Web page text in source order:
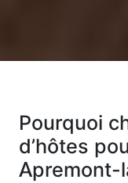
Pourquoi
d’hôtes
Apremont-